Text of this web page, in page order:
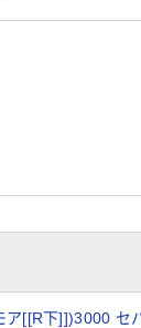
[[R下]])3000 セ